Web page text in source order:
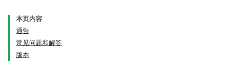
本页内容
通告
常见问题和解答
版本